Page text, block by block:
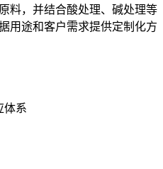
料，并结合酸处理、碱处理等
用途和客户需求提供定制化方
体系